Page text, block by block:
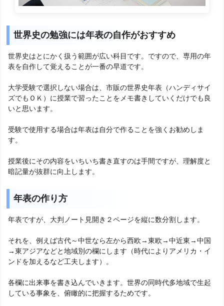
世界史の勉強には年表の自作がおすすめ
世界史はとにかく扱う範囲が広い科目です。ですので、専用の年
表を自作して覚えることが一番の早道です。
大学受験で選択しない場合は、市販の世界史年表（ハンディサイ
ズでもＯＫ）に授業で習ったことをメモ書きしていくだけでも良
いと思います。
受験で使用する場合は年表は自分で作ることを強くお勧めしま
す。
授業後にその内容をいちいち書き直すのは手間ですが、理解度と
暗記量が抜群に向上します。
年表の作り方
年表ですが、大判ノート見開き２ページを縦に数分割します。
それを、例えば古代～中世なら左から西欧→東欧→中近東→中国
→東アジアなどと地域別の欄にします（時代によりアメリカ・イ
ンドを加えるなど工夫します）。
各欄に出来事を書き込んでいきます。世界の同時代多地域で生起
している事象を、俯瞰的に把握するためです。